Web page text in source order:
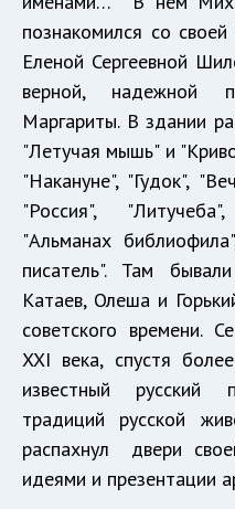
познакомился со
Еленой Сергеевной
верной, надежной
Маргариты. В здании
"Летучая мышь" и
"Накануне", "Гудок",
"Россия",
"Альманах
писатель". Там
Катаев, Олеша и
советского времени.
XXI века, спустя
известный русский
традиций русской
распахнул двери
идеями и презентации